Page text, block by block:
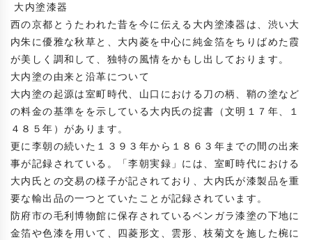
西の京都とうたわれた昔を今に伝える大内塗漆器は、渋い大
内朱に優雅な秋草と、大内菱を中心に純金箔をちりばめた霞
が美しく調和して、独特の風情をかもし出しております。
大内塗の由来と沿革について
大内塗の起源は室町時代、山口における刀の柄、鞘の塗など
の料金の基準をを示している大内氏の掟書（文明１７年、１
４８５年）があります。
更に李朝の続いた１３９３年から１８６３年までの間の出来
事が記録されている。「李朝実録」には、室町時代における
大内氏との交易の様子が記されており、大内氏が漆製品を重
要な輸出品の一つとていたことが記録されています。
防府市の毛利博物館に保存されているベンガラ漆塗の下地に
金箔や色漆を用いて、四菱形文、雲形、枝菊文を施した椀に